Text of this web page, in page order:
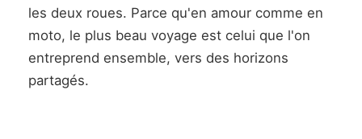
les deux roues. Parce qu'en amour comme en
moto, le plus beau voyage est celui que l'on
entreprend ensemble, vers des horizons
partagés.